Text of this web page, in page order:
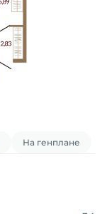
На генплане